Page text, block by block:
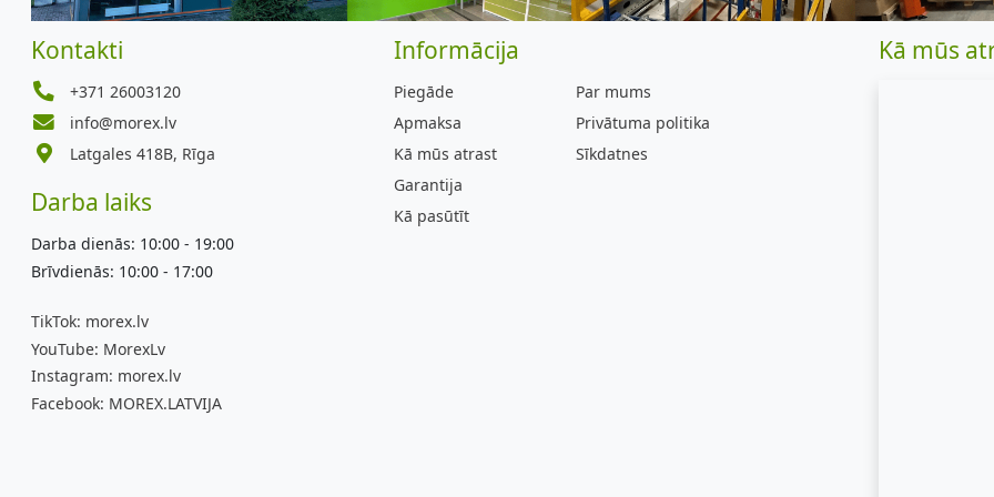
Kontakti
+371 26003120
info@morex.lv
Latgales 418B, Rīga
Darba laiks
Darba dienās: 10:00 - 19:00
Brīvdienās: 10:00 - 17:00
TikTok: morex.lv
YouTube: MorexLv
Instagram: morex.lv
Facebook: MOREX.LATVIJA
Informācija
Piegāde
Apmaksa
Kā mūs atrast
Garantija
Kā pasūtīt
Par mums
Privātuma politika
Sīkdatnes
Kā mūs